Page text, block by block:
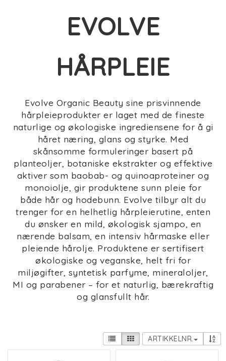
EVOLVE
HÅRPLEIE
Evolve Organic Beauty sine prisvinnende
hårpleieprodukter er laget med de fineste
naturlige og økologiske ingrediensene for å gi
håret næring, glans og styrke. Med
skånsomme formuleringer basert på
planteoljer, botaniske ekstrakter og effektive
aktiver som baobab- og quinoaproteiner og
monoiolje, gir produktene sunn pleie for
både hår og hodebunn. Evolve tilbyr alt du
trenger for en helhetlig hårpleierutine, enten
du ønsker en mild, økologisk sjampo, en
nærende balsam, en intensiv hårmaske eller
pleiende hårolje. Produktene er sertifisert
økologiske og veganske, helt fri for
miljøgifter, syntetisk parfyme, mineraloljer,
MI og parabener – for et naturlig, bærekraftig
og glansfullt hår.
ARTIKKELNR.